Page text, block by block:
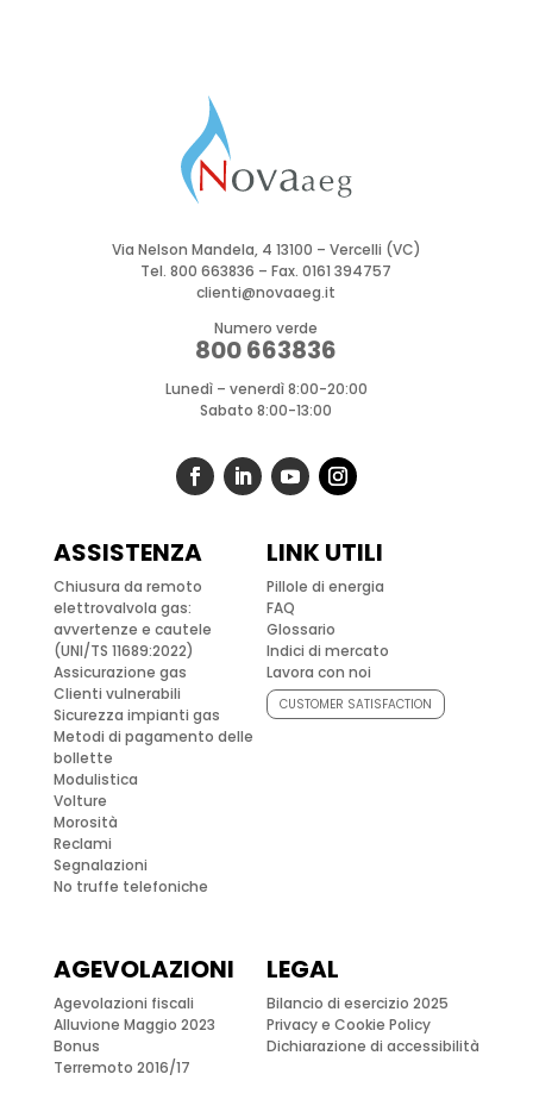
Via Nelson Mandela, 4 13100 – Vercelli (VC)
Tel.800 663836 – Fax. 0161 394757
clienti@novaaeg.it
Numero verde
800 663836
Lunedì – venerdì 8:00-20:00
Sabato 8:00-13:00
ASSISTENZA
Chiusura da remoto
elettrovalvola gas:
avvertenze e cautele
(UNI/TS 11689:2022)
Assicurazione gas
Clienti vulnerabili
Sicurezza impianti gas
Metodi di pagamento delle
bollette
Modulistica
Volture
Morosità
Reclami
Segnalazioni
No truffe telefoniche
LINK UTILI
Pillole di energia
FAQ
Glossario
Indici di mercato
Lavora con noi
CUSTOMER SATISFACTION
AGEVOLAZIONI
Agevolazioni fiscali
Alluvione Maggio 2023
Bonus
Terremoto 2016/17
LEGAL
Bilancio di esercizio 2025
Privacy e Cookie Policy
Dichiarazione di accessibilità